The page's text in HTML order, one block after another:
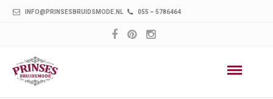
INFO@PRINSESBRUIDSMODE.NL 055 – 5786464